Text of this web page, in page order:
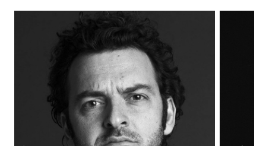
LINGERIE / DÉTAILS
CANDIDATURE